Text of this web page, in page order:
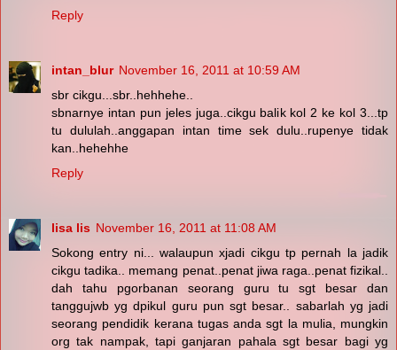
Reply
intan_blur November 16, 2011 at 10:59 AM
sbr cikgu...sbr..hehhehe..
sbnarnye intan pun jeles juga..cikgu balik kol 2 ke kol 3...tp
tu dululah..anggapan intan time sek dulu..rupenye tidak
kan..hehehhe
Reply
lisa lis November 16, 2011 at 11:08 AM
Sokong entry ni... walaupun xjadi cikgu tp pernah la jadik
cikgu tadika.. memang penat..penat jiwa raga..penat fizikal..
dah tahu pgorbanan seorang guru tu sgt besar dan
tanggujwb yg dpikul guru pun sgt besar.. sabarlah yg jadi
seorang pendidik kerana tugas anda sgt la mulia, mungkin
org tak nampak, tapi ganjaran pahala sgt besar bagi yg